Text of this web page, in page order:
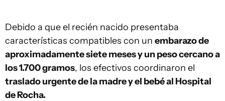
Debido a que el recién nacido presentaba
características compatibles con un embarazo de
aproximadamente siete meses y un peso cercano a
los 1.700 gramos, los efectivos coordinaron el
traslado urgente de la madre y el bebé al Hospital
de Rocha.